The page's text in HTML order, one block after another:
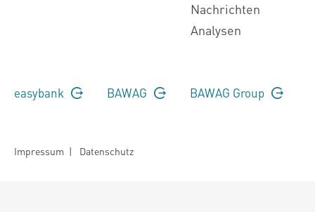
Nachrichten
Analysen
easybank BAWAG BAWAG Group
Impressum | Datenschutz